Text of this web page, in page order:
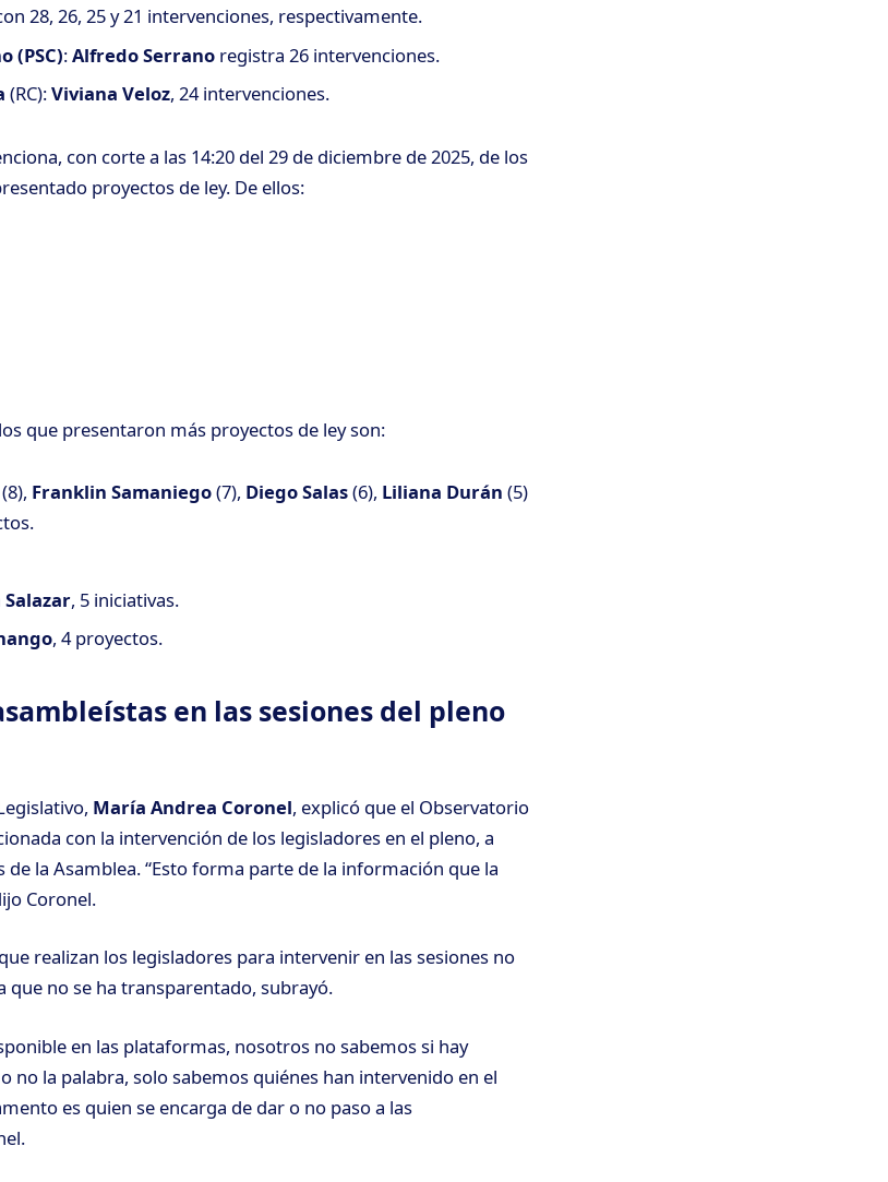
28, 26, 25 y 21 intervenciones, respectivamente.
(PSC):Alfredo Serrano registra 26 intervenciones.
(RC):Viviana Veloz, 24 intervenciones.
con corte a las 14:20 del 29 de diciembre de 2025, de los
proyectos de ley. De ellos:
que presentaron más proyectos de ley son:
(8), Franklin Samaniego(7), Diego Salas(6), Liliana Durán (5)
, 5 iniciativas.
, 4 proyectos.
en las sesiones del pleno
María Andrea Coronel, explicó que el Observatorio
con la intervención de los legisladores en el pleno, a
de la Asamblea. “Esto forma parte de la información que la
Coronel.
realizan los legisladores para intervenir en las sesiones no
que no se ha transparentado, subrayó.
en las plataformas, nosotros no sabemos si hay
no la palabra, solo sabemos quiénes han intervenido en el
es quien se encarga de dar o no paso a las